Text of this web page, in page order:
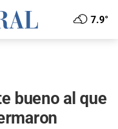
7.9°
bueno al que